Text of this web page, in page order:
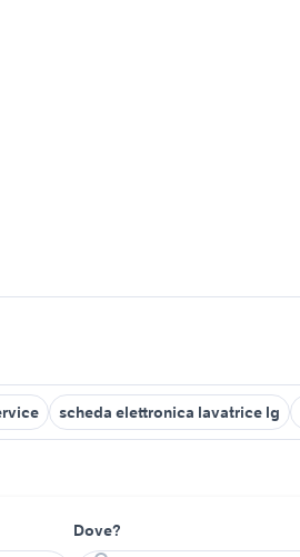
scheda elettronica lavatrice lg
Dove?